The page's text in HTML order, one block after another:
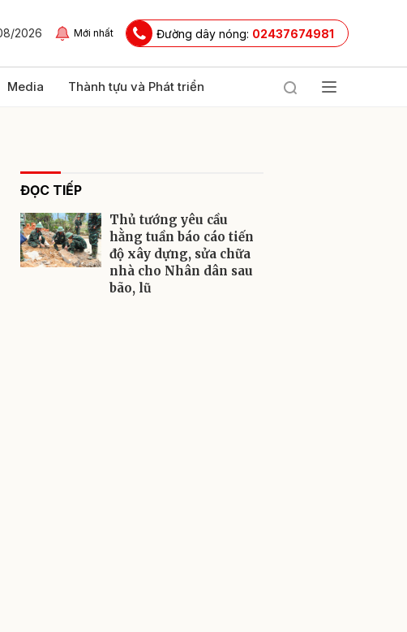
2026 Mới nhất Đường dây nóng: 02437674981
Media Thành tựu và Phát triển
ĐỌC TIẾP
Thủ tướng yêu cầu
hằng tuần báo cáo tiến
độ xây dựng, sửa chữa
nhà cho Nhân dân sau
bão, lũ
Gửi